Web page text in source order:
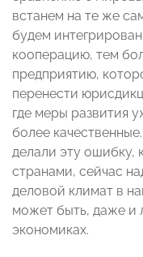
встанем на те же
будем
кооперацию, тем
предприятию,
перенести
где меры развития
более
делали эту ошибку,
странами, сейчас
деловой климат в
может быть, даже и
экономиках.